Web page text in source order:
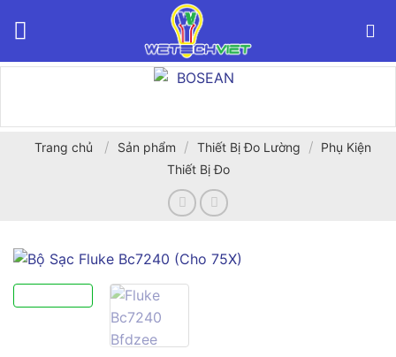
Trang chủ / Sản phẩm / Thiết Bị Đo Lường / Phụ Kiện
Thiết Bị Đo